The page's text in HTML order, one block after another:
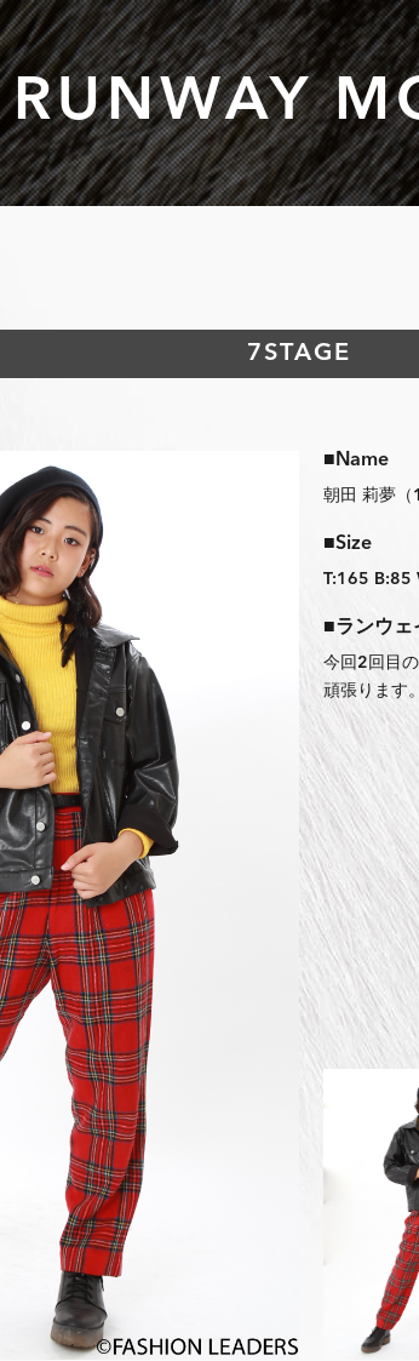
RUNWAY
7STAGE
■Name
朝田 莉夢（
■Size
T:165 B:85
■ランウェ
今回2回目
頑張ります